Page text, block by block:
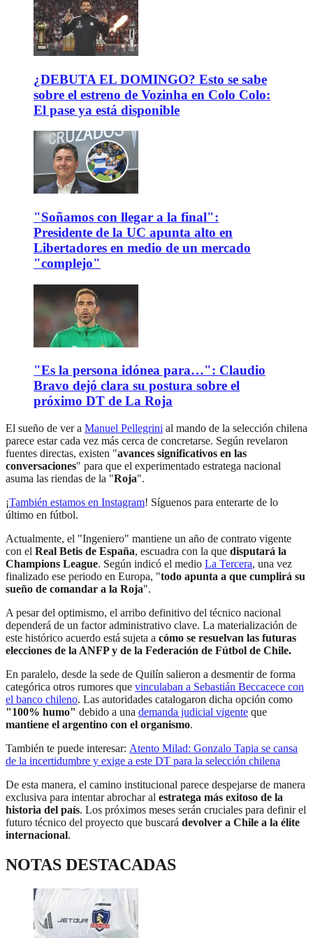
¿DEBUTA EL DOMINGO? Esto se sabe
sobre el estreno de Vozinha en Colo Colo:
El pase ya está disponible
"Soñamos con llegar a la final":
Presidente de la UC apunta alto en
Libertadores en medio de un mercado
"complejo"
"Es la persona idónea para…": Claudio
Bravo dejó clara su postura sobre el
próximo DT de La Roja
El sueño de ver a Manuel Pellegrini al mando de la selección chilena
parece estar cada vez más cerca de concretarse. Según revelaron
fuentes directas, existen "avances significativos en las
conversaciones" para que el experimentado estratega nacional
asuma las riendas de la "Roja".
¡También estamos en Instagram! Síguenos para enterarte de lo
último en fútbol.
Actualmente, el "Ingeniero" mantiene un año de contrato vigente
con el Real Betis de España, escuadra con la que disputará la
Champions League. Según indicó el medio La Tercera, una vez
finalizado ese periodo en Europa, "todo apunta a que cumplirá su
sueño de comandar a la Roja".
A pesar del optimismo, el arribo definitivo del técnico nacional
dependerá de un factor administrativo clave. La materialización de
este histórico acuerdo está sujeta a cómo se resuelvan las futuras
elecciones de la ANFP y de la Federación de Fútbol de Chile.
En paralelo, desde la sede de Quilín salieron a desmentir de forma
categórica otros rumores que vinculaban a Sebastián Beccacece con
el banco chileno. Las autoridades catalogaron dicha opción como
"100% humo" debido a una demanda judicial vigente que
mantiene el argentino con el organismo.
También te puede interesar: Atento Milad: Gonzalo Tapia se cansa
de la incertidumbre y exige a este DT para la selección chilena
De esta manera, el camino institucional parece despejarse de manera
exclusiva para intentar abrochar al estratega más exitoso de la
historia del país. Los próximos meses serán cruciales para definir el
futuro técnico del proyecto que buscará devolver a Chile a la élite
internacional.
NOTAS DESTACADAS